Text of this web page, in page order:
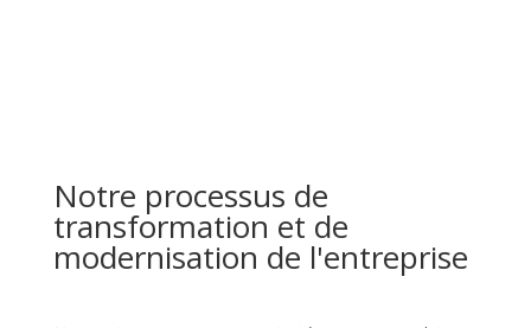
Notre processus de
transformation et de
modernisation de l'entreprise